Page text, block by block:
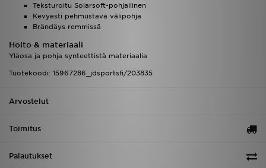
Teksturoitu Solarsoft-pohjallinen
Kevyesti pehmustava välipohja
Brändäys remmissä
Hoito & materiaali
Yläosa ja pohja synteettistä materiaalia
Tuotekoodi: 15967286_jdsportsfi/203835
Arvostelut
Toimitus
Palautukset